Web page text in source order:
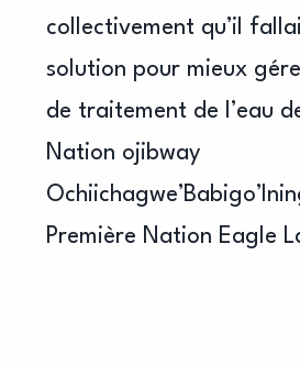
collectivement qu’il
solution pour mieux
de traitement de l’eau
Nation ojibway
Première Nation Eagle